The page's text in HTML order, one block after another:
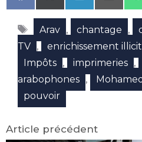
on
Facebook
on
X
(Twitter)
on
LinkedIn
on
Email
Étiquettes
Arav , chantage ,
TV , enrichissement
Impôts , imprimeries ,
arabophones ,
pouvoir
Article précédent